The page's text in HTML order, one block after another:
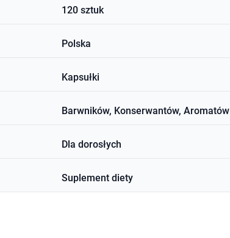
120 sztuk
Polska
Kapsułki
Barwników, Konserwantów, Aromatów
Dla dorosłych
Suplement diety